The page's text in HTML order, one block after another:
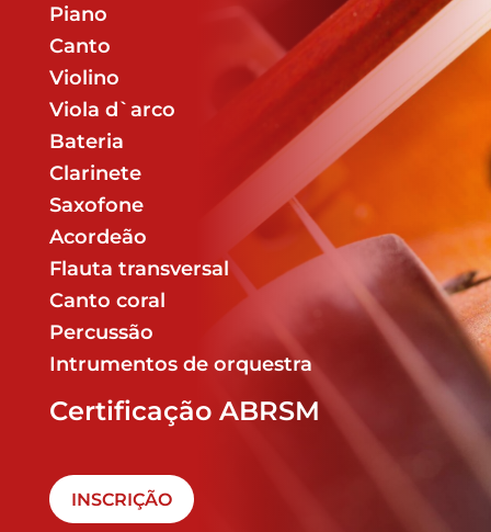
Piano
Canto
Violino
Viola d`arco
Bateria
Clarinete
Saxofone
Acordeão
Flauta transversal
Canto coral
Percussão
Intrumentos de orquestra
Certificação ABRSM
INSCRIÇÃO